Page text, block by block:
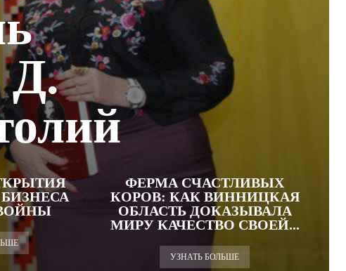
Д.
ФЕРМА СЧАСТЛИВЫХ
КОРОВ: КАК ВИННИЦКАЯ
ОБЛАСТЬ ДОКАЗЫВАЛА
МИРУ КАЧЕСТВО СВОЕЙ...
УЗНАТЬ БОЛЬШЕ